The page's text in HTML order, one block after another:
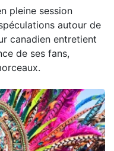
pleine session
autour de
canadien entretient
de ses fans,